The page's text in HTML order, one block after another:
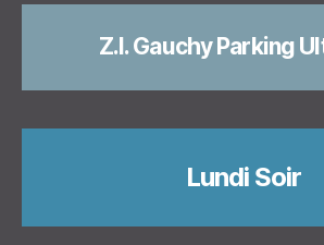
Z.I. Gauchy Parking
Lundi Soir